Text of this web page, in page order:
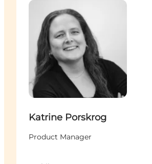
Katrine Porskrog
Product Manager